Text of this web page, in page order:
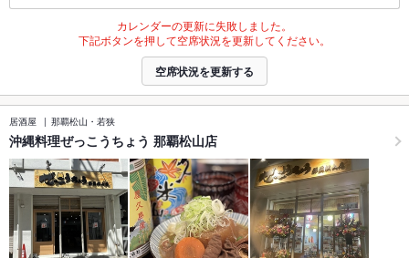
カレンダーの更新に失敗しました。
下記ボタンを押して空席状況を更新してください。
空席状況を更新する
居酒屋 那覇松山・若狭
沖縄料理ぜっこうちょう 那覇松山店